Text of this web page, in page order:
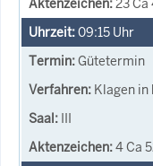
23
09:15 Uhr
Gütetermin
Klagen
III
4 Ca